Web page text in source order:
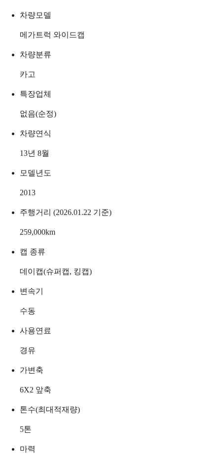
차량모델
메가트럭 와이드캡
차량분류
카고
특장업체
없음(순정)
차량연식
13년 8월
모델년도
2013
주행거리 (2026.01.22 기준)
259,000km
캡 종류
데이캡(슈퍼캡, 킹캡)
변속기
수동
사용연료
경유
가변축
6X2 앞축
톤수(최대적재량)
5톤
마력